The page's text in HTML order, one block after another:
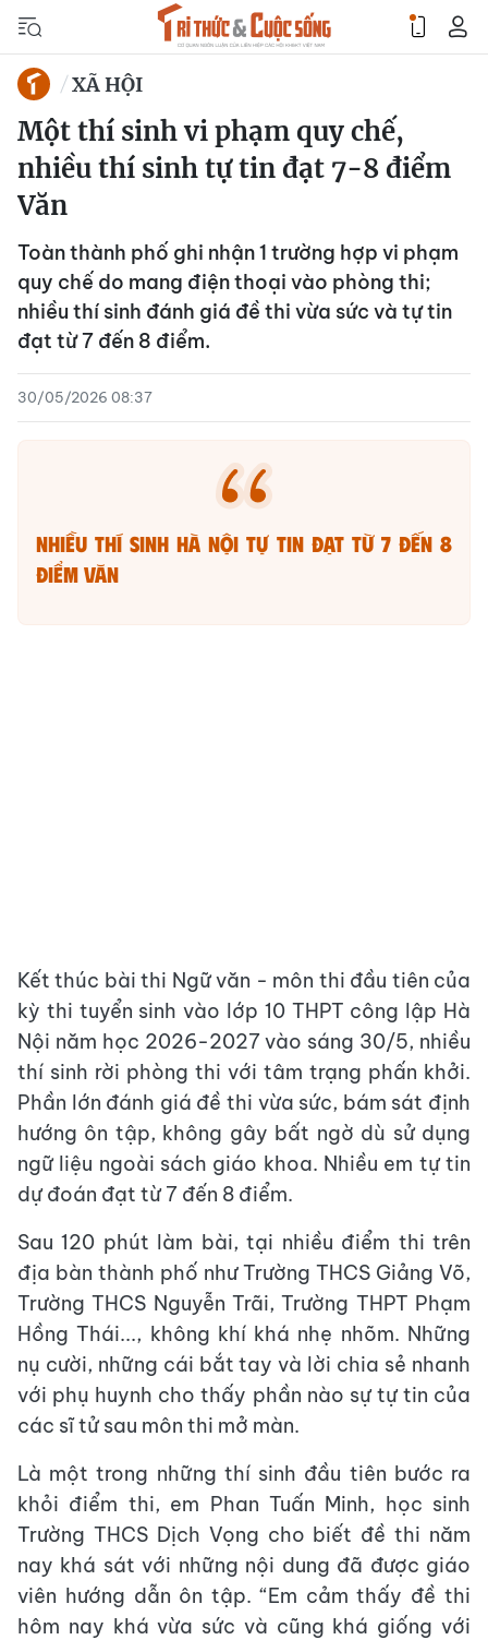
XÃ HỘI
Một thí sinh vi phạm quy chế,
nhiều thí sinh tự tin đạt 7-8 điểm
Văn
Toàn thành phố ghi nhận 1 trường hợp vi phạm
quy chế do mang điện thoại vào phòng thi;
nhiều thí sinh đánh giá đề thi vừa sức và tự tin
đạt từ 7 đến 8 điểm.
30/05/2026 08:37
Nhiều thí sinh Hà Nội tự tin đạt từ 7 đến 8
điểm Văn
Kết thúc bài thi Ngữ văn - môn thi đầu tiên của
kỳ thi tuyển sinh vào lớp 10 THPT công lập Hà
Nội năm học 2026-2027 vào sáng 30/5, nhiều
thí sinh rời phòng thi với tâm trạng phấn khởi.
Phần lớn đánh giá đề thi vừa sức, bám sát định
hướng ôn tập, không gây bất ngờ dù sử dụng
ngữ liệu ngoài sách giáo khoa. Nhiều em tự tin
dự đoán đạt từ 7 đến 8 điểm.
Sau 120 phút làm bài, tại nhiều điểm thi trên
địa bàn thành phố như Trường THCS Giảng Võ,
Trường THCS Nguyễn Trãi, Trường THPT Phạm
Hồng Thái..., không khí khá nhẹ nhõm. Những
nụ cười, những cái bắt tay và lời chia sẻ nhanh
với phụ huynh cho thấy phần nào sự tự tin của
các sĩ tử sau môn thi mở màn.
Là một trong những thí sinh đầu tiên bước ra
khỏi điểm thi, em Phan Tuấn Minh, học sinh
Trường THCS Dịch Vọng cho biết đề thi năm
nay khá sát với những nội dung đã được giáo
viên hướng dẫn ôn tập. “Em cảm thấy đề thi
hôm nay khá vừa sức và cũng khá giống với